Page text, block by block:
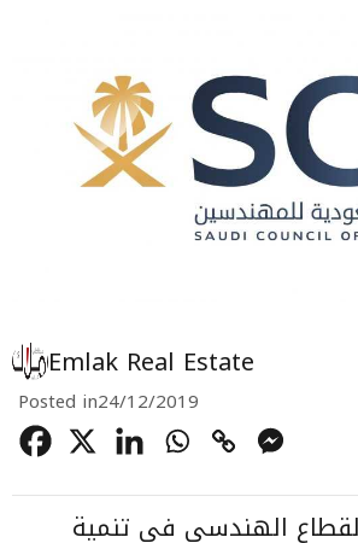
Emlak Real Estate
Posted in24/12/2019
الهندسي في تنمية